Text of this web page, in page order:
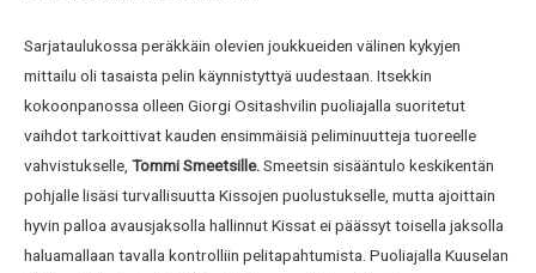
Sarjataulukossa peräkkäin olevien joukkueiden välinen kykyjen
mittailu oli tasaista pelin käynnistyttyä uudestaan. Itsekkin
kokoonpanossa olleen Giorgi Ositashvilin puoliajalla suoritetut
vaihdot tarkoittivat kauden ensimmäisiä peliminuutteja tuoreelle
vahvistukselle, Tommi Smeetsille.Smeetsin sisääntulo keskikentän
pohjalle lisäsi turvallisuutta Kissojen puolustukselle, mutta ajoittain
hyvin palloa avausjaksolla hallinnut Kissat ei päässyt toisella jaksolla
haluamallaan tavalla kontrolliin pelitapahtumista. Puoliajalla Kuuselan